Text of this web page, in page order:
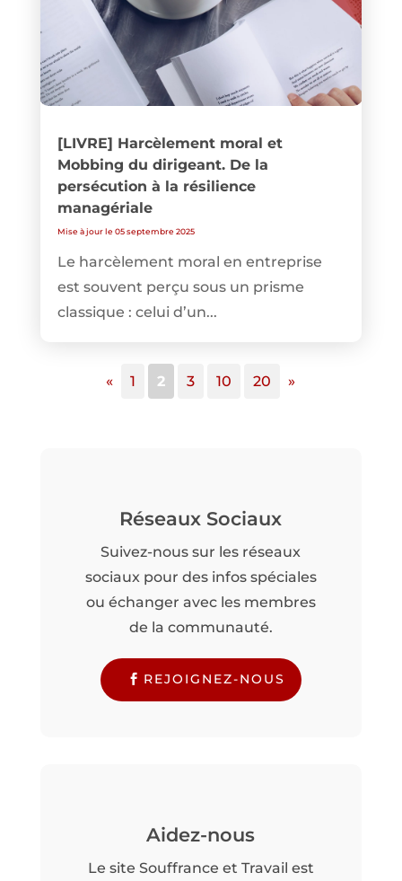
[LIVRE] Harcèlement moral et
Mobbing du dirigeant. De la
persécution à la résilience
managériale
Mise à jour le 05 septembre 2025
Le harcèlement moral en entreprise
est souvent perçu sous un prisme
classique : celui d’un...
« 1 2 3 10 20 »
Réseaux Sociaux
Suivez-nous sur les réseaux
sociaux pour des infos spéciales
ou échanger avec les membres
de la communauté.
REJOIGNEZ-NOUS
Aidez-nous
Le site Souffrance et Travail est